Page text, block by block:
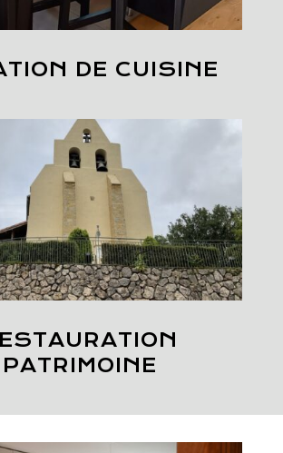
DE CUISINE
PATRIMOINE